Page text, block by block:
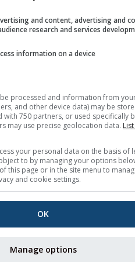
North
America
12.0 km
84 u (3-
NAM-3
North America 3.0 km
HRRR-2
North America
17 u
FV3-5
Alaska
5.0 km
and content, advertising and
research and services
information on a device
processed and information from
and other device data) may be
with 750 partners, or used specifically
may use precise geolocation data.
your personal data on the basis of
to by managing your options
this page or in the site menu to
and cookie settings.
OK
Manage options